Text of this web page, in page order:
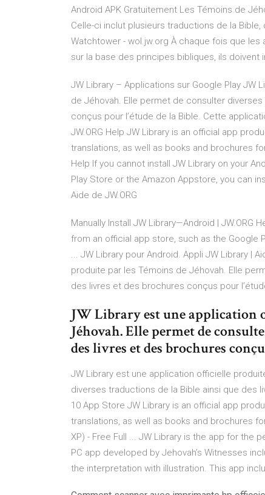
Android APK Gratuitement Les Témoins de
Celle-ci inclut plusieurs traductions de la Bible,
Watchtower - wol.jw.org À chaque fois que
sur la base des principes bibliques, ils doivent
JW Library – Applications sur Google Play JW
de Jéhovah. Elle permet de consulter
conçus pour l’étude de la Bible. Cette
JW.ORG Help JW Library is an official app
translations, as well as books and brochures
Help If you cannot install JW Library on your
Play Store or the Amazon Appstore, you can
Aide de JW.ORG
Manually Install JW Library—Android | JW.ORG
from an official app store, such as the Google
... JW Library pour Android. Appli JW Library |
produite par les Témoins de Jéhovah. Elle
des livres et des brochures conçus pour
JW Library est une application
Jéhovah. Elle permet de
des livres et des brochures
JW Library est une application officielle
diverses traductions de la Bible ainsi que des
10 App Store JW Library is an official app
translations, as well as books and brochures
XP) - Free Full ... JW Library is the app for the
PC app developed by Jehovah’s Witnesses
the interpretation with illustration. This app